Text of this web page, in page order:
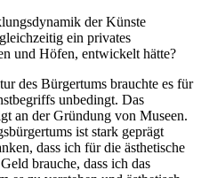
der Künste
ein privates
und Höfen, entwickelt hätte?
des Bürgertums brauchte es für
unbedingt. Das
an der Gründung von Museen.
ist stark geprägt
dass ich für die ästhetische
brauche, dass ich das